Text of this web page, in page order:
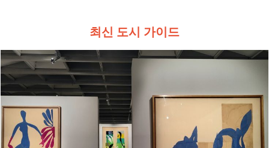
최신 도시 가이드